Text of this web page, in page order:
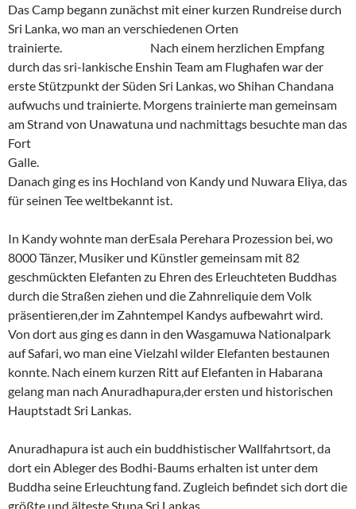
Das Camp begann zunächst mit einer kurzen Rundreise durch
Sri Lanka, wo man an verschiedenen Orten
trainierte. Nach einem herzlichen Empfang
durch das sri-lankische Enshin Team am Flughafen war der
erste Stützpunkt der Süden Sri Lankas, wo Shihan Chandana
aufwuchs und trainierte. Morgens trainierte man gemeinsam
am Strand von Unawatuna und nachmittags besuchte man das
Fort
Galle.
Danach ging es ins Hochland von Kandy und Nuwara Eliya, das
für seinen Tee weltbekannt ist.
In Kandy wohnte man derEsala Perehara Prozession bei, wo
8000 Tänzer, Musiker und Künstler gemeinsam mit 82
geschmückten Elefanten zu Ehren des Erleuchteten Buddhas
durch die Straßen ziehen und die Zahnreliquie dem Volk
präsentieren,der im Zahntempel Kandys aufbewahrt wird.
Von dort aus ging es dann in den Wasgamuwa Nationalpark
auf Safari, wo man eine Vielzahl wilder Elefanten bestaunen
konnte. Nach einem kurzen Ritt auf Elefanten in Habarana
gelang man nach Anuradhapura,der ersten und historischen
Hauptstadt Sri Lankas.
Anuradhapura ist auch ein buddhistischer Wallfahrtsort, da
dort ein Ableger des Bodhi-Baums erhalten ist unter dem
Buddha seine Erleuchtung fand. Zugleich befindet sich dort die
größte und älteste Stupa Sri Lankas.